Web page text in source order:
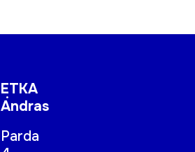
ETKA
Andras
Parda